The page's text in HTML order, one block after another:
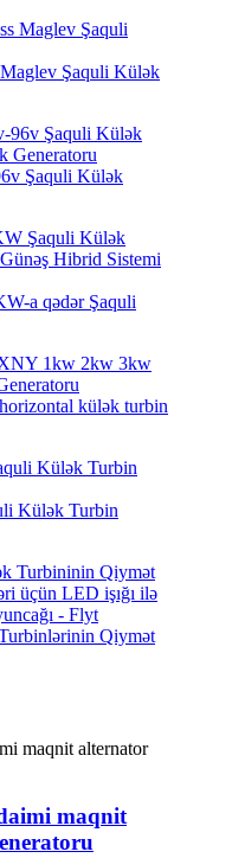
Şaquli Külək
Şaquli Külək
a qədər Şaquli
külək turbin
Külək Turbin
Qiymət
maqnit